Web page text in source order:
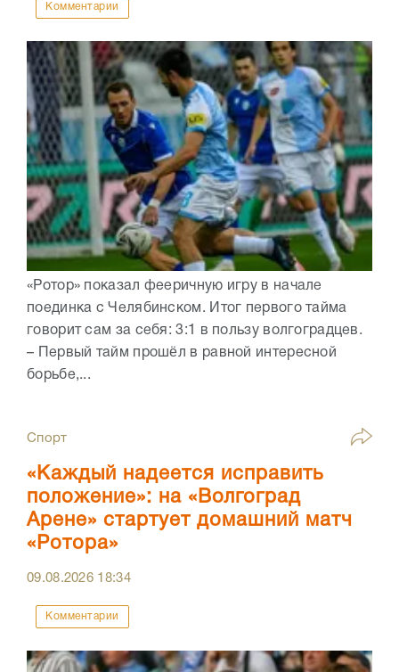
Комментарии
«Ротор» показал фееричную игру в начале
поединка с Челябинском. Итог первого тайма
говорит сам за себя: 3:1 в пользу волгоградцев.
– Первый тайм прошëл в равной интересной
борьбе,...
Спорт
«Каждый надеется исправить
положение»: на «Волгоград
Арене» стартует домашний матч
«Ротора»
09.08.2026 18:34
Комментарии